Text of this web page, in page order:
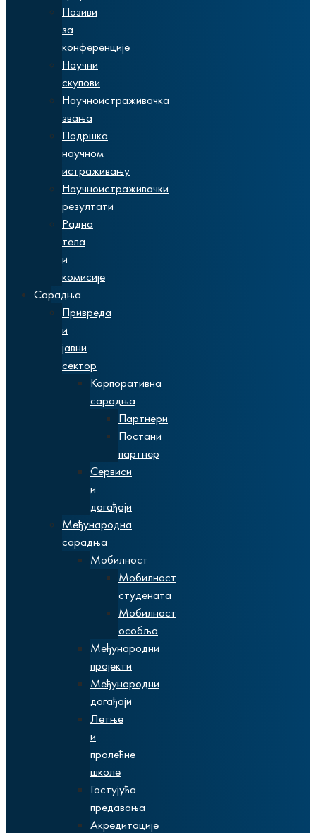
Позиви
за
конференције
Научни
скупови
Научноистраживачка
звања
Подршка
научном
истраживању
Научноистраживачки
резултати
Радна
тела
и
комисије
Сарадња
Привреда
и
јавни
сектор
Корпоративна
сарадња
Партнери
Постани
партнер
Сервиси
и
догађаји
Међународна
сарадња
Мобилност
Мобилност
студената
Мобилност
особља
Међународни
пројекти
Међународни
догађаји
Летње
и
пролећне
школе
Гостујућа
предавања
Акредитације